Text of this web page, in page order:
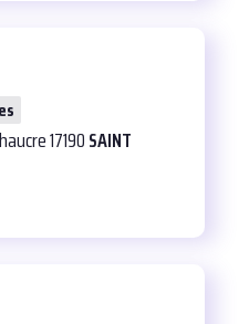
17190SAINT